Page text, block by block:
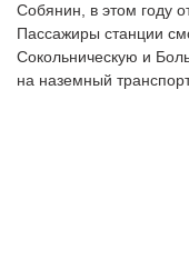
Собянин, в этом году
Пассажиры станции
Сокольническую и
на наземный